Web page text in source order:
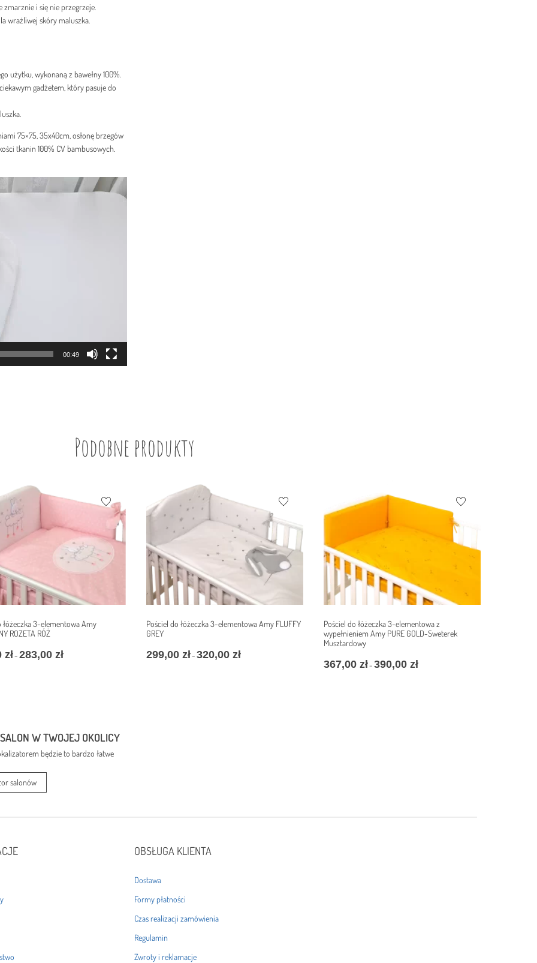
i się nie przegrzeje.
wrażliwej skóry maluszka.
użytku, wykonaną z bawełny 100%.
gadżetem, który pasuje do
75×75, 35x40cm, osłonę brzegów
tkanin 100% CV bambusowych.
00:49
Podobne produkty
łóżeczka 3-elementowa Amy
ROZETA RÓŻ
zł– 283,00 zł
Pościel do łóżeczka 3-elementowa Amy FLUFFY
GREY
299,00 zł– 320,00 zł
Pościel do łóżeczka 3-elementowa z
wypełnieniem Amy PURE GOLD-Sweterek
Musztardowy
367,00 zł– 390,00 zł
W TWOJEJ OKOLICY
będzie to bardzo łatwe
salonów
OBSŁUGA KLIENTA
Dostawa
Formy płatności
Czas realizacji zamówienia
Regulamin
Zwroty i reklamacje